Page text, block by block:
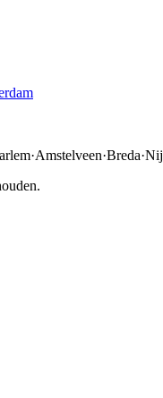
·Amstelveen·Breda·